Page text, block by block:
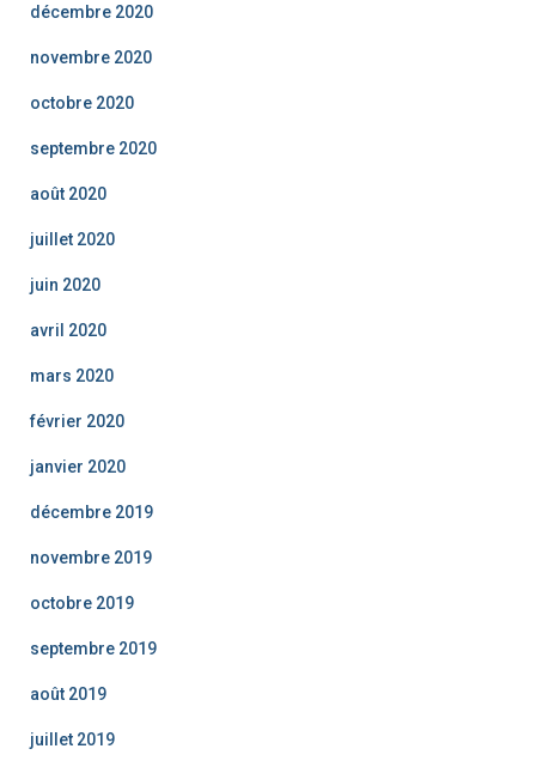
décembre 2020
novembre 2020
octobre 2020
septembre 2020
août 2020
juillet 2020
juin 2020
avril 2020
mars 2020
février 2020
janvier 2020
décembre 2019
novembre 2019
octobre 2019
septembre 2019
août 2019
juillet 2019